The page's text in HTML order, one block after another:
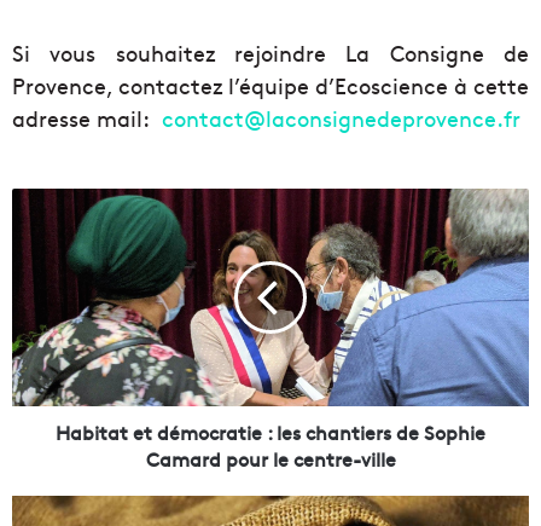
Si vous souhaitez rejoindre La Consigne de
Provence, contactez l’équipe d’Ecoscience à cette
adresse mail: contact@laconsignedeprovence.fr
H
a
t
e
t
o
Habitat et démocratie : les chantiers de Sophie
Camard pour le centre-ville
S